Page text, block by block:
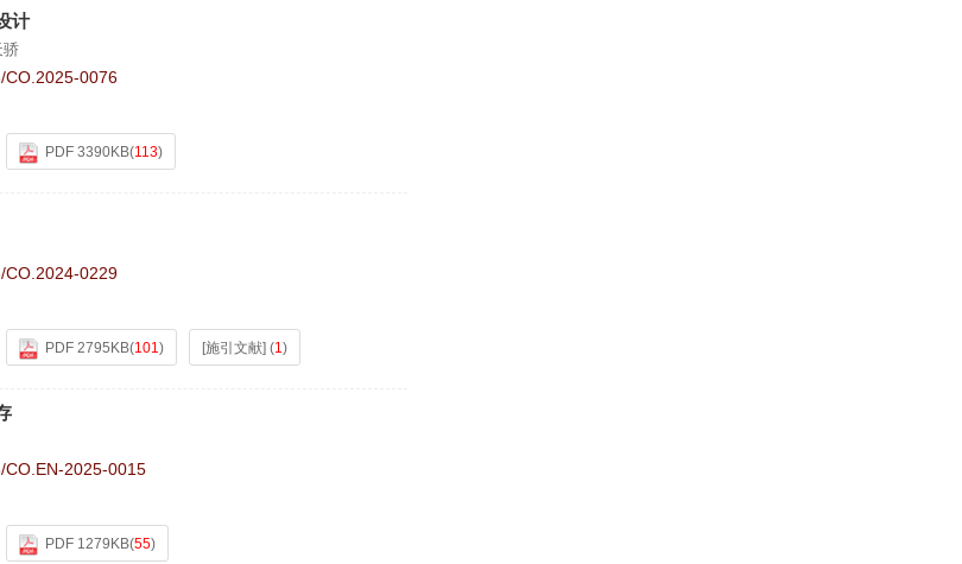
计
骄
CO.2025-0076
PDF 3390KB(113)
CO.2024-0229
PDF 2795KB(101) [施引文献] (1)
CO.EN-2025-0015
PDF 1279KB(55)